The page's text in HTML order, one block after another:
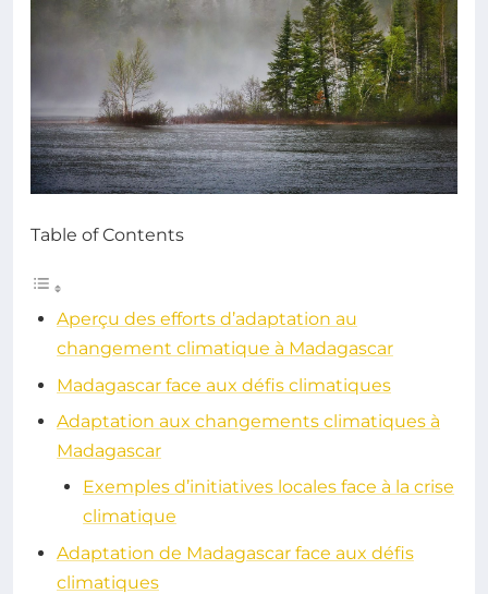
Table of Contents
Aperçu des efforts d’adaptation au
changement climatique à Madagascar
Madagascar face aux défis climatiques
Adaptation aux changements climatiques à
Madagascar
Exemples d’initiatives locales face à la crise
climatique
Adaptation de Madagascar face aux défis
climatiques